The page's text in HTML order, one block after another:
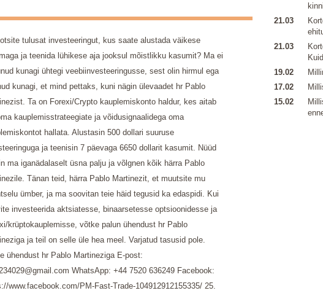
tulusat investeeringut, kus saate alustada väikese
ja teenida lühikese aja jooksul mõistlikku kasumit? Ma ei
kunagi ühtegi veebiinvesteeringusse, sest olin hirmul ega
kunagi, et mind pettaks, kuni nägin ülevaadet hr Pablo
Ta on Forexi/Crypto kauplemiskonto haldur, kes aitab
kauplemisstrateegiate ja võidusignaalidega oma
hallata. Alustasin 500 dollari suuruse
ja teenisin 7 päevaga 6650 dollarit kasumit. Nüüd
ma iganädalaselt üsna palju ja võlgnen kõik härra Pablo
Tänan teid, härra Pablo Martinezit, et muutsite mu
ümber, ja ma soovitan teie häid tegusid ka edaspidi. Kui
investeerida aktsiatesse, binaarsetesse optsioonidesse ja
krüptokauplemisse, võtke palun ühendust hr Pablo
ja teil on selle üle hea meel. Varjatud tasusid pole.
ühendust hr Pablo Martineziga E-post:
WhatsApp: +44 7520 636249 Facebook:
www.facebook.com/PM-Fast-Trade-104912912155335/ 25.
21.03
21.03
19.02
17.02
15.02